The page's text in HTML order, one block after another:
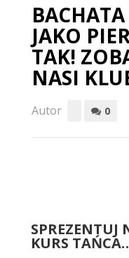
JAKO
TAK!
NASI
Autor 0
SPREZENTUJ
KURS